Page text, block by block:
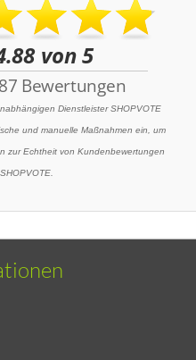
Dienstleister SHOPVOTE
und manuelle Maßnahmen ein, um
zur Echtheit von Kundenbewertungen